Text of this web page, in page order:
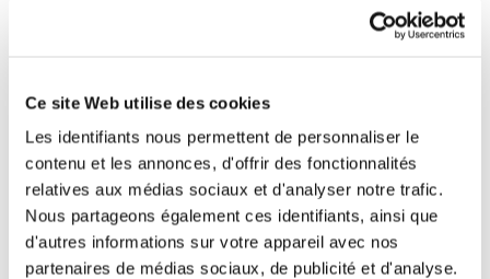
Ce site Web utilise des cookies
Les identifiants nous permettent de personnaliser le
contenu et les annonces, d'offrir des fonctionnalités
relatives aux médias sociaux et d'analyser notre trafic.
Nous partageons également ces identifiants, ainsi que
d'autres informations sur votre appareil avec nos
partenaires de médias sociaux, de publicité et d'analyse.
Question 2.
tu
Question 3.
forcer - Indicatif Présent
vous